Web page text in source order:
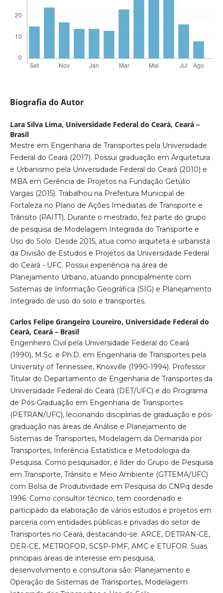
Biografia do Autor
Lara Silva Lima, Universidade Federal do Ceará, Ceará –
Brasil
Mestre em Engenharia de Transportes pela Universidade
Federal do Ceará (2017). Possui graduação em Arquitetura
e Urbanismo pela Universidade Federal do Ceará (2010) e
MBA em Gerência de Projetos na Fundação Getúlio
Vargas (2015). Trabalhou na Prefeitura Municipal de
Fortaleza no Plano de Ações Imediatas de Transporte e
Trânsito (PAITT). Durante o mestrado, fez parte do grupo
de pesquisa de Modelagem Integrada do Transporte e
Uso do Solo. Desde 2015, atua como arquiteta e urbanista
da Divisão de Estudos e Projetos da Universidade Federal
do Ceará - UFC. Possui experiência na área de
Planejamento Urbano, atuando principalmente com
Sistemas de Informação Geográfica (SIG) e Planejamento
Integrado de uso do solo e transportes.
Carlos Felipe Grangeiro Loureiro, Universidade Federal do
Ceará, Ceará – Brasil
Engenheiro Civil pela Universidade Federal do Ceará
(1990), M.Sc. e Ph.D. em Engenharia de Transportes pela
University of Tennessee, Knoxville (1990-1994). Professor
Titular do Departamento de Engenharia de Transportes da
Universidade Federal do Ceará (DET/UFC) e do Programa
de Pós-Graduação em Engenharia de Transportes
(PETRAN/UFC), lecionando disciplinas de graduação e pós-
graduação nas áreas de Análise e Planejamento de
Sistemas de Transportes, Modelagem da Demanda por
Transportes, Inferência Estatística e Metodologia da
Pesquisa. Como pesquisador, é líder do Grupo de Pesquisa
em Transporte, Trânsito e Meio Ambiente (GTTEMA/UFC)
com Bolsa de Produtividade em Pesquisa do CNPq desde
1996. Como consultor técnico, tem coordenado e
participado da elaboração de vários estudos e projetos em
parceria com entidades públicas e privadas do setor de
Transportes no Ceará, destacando-se: ARCE, DETRAN-CE,
DER-CE, METROFOR, SCSP-PMF, AMC e ETUFOR. Suas
principais áreas de interesse em pesquisa,
desenvolvimento e consultoria são: Planejamento e
Operação de Sistemas de Transportes, Modelagem